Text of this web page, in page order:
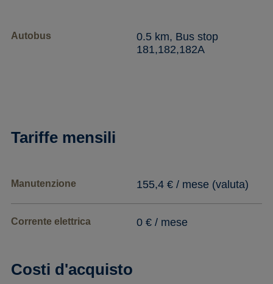
Autobus
0.5 km, Bus stop
181,182,182A
Tariffe mensili
Manutenzione 155,4 € / mese (valuta)
Corrente elettrica 0 € / mese
Costi d'acquisto